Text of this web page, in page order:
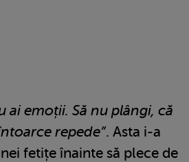
ai emoții. Să nu plângi, că
repede”. Asta i-a
fetițe înainte să plece de